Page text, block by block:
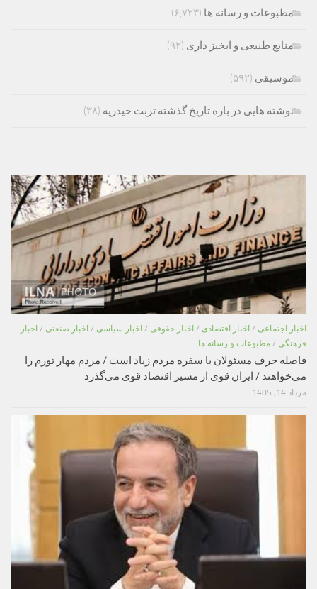
مطبوعات و رسانه ها (۶,۷۲۳)
منابع طبیعی و ابخیز داری (۹۲)
موسیقی (۵۹۲)
نوشته هایی در باره تاریخ گذشته تربت حیدریه (۳۸)
اخبار اجتماعی / اخبار اقتصادی / اخبار حقوقی / اخبار سیاسی / اخبار صنعتی / اخبار
فرهنگی / مطبوعات و رسانه ها
فاصله حرف مسئولان با سفره مردم زیاد است / مردم مهار تورم را
می‌خواهند / ایران قوی از مسیر اقتصاد قوی می‌گذرد
مرداد 14, 1405